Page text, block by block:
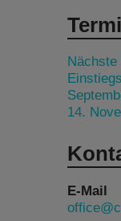
14.
E-Mail